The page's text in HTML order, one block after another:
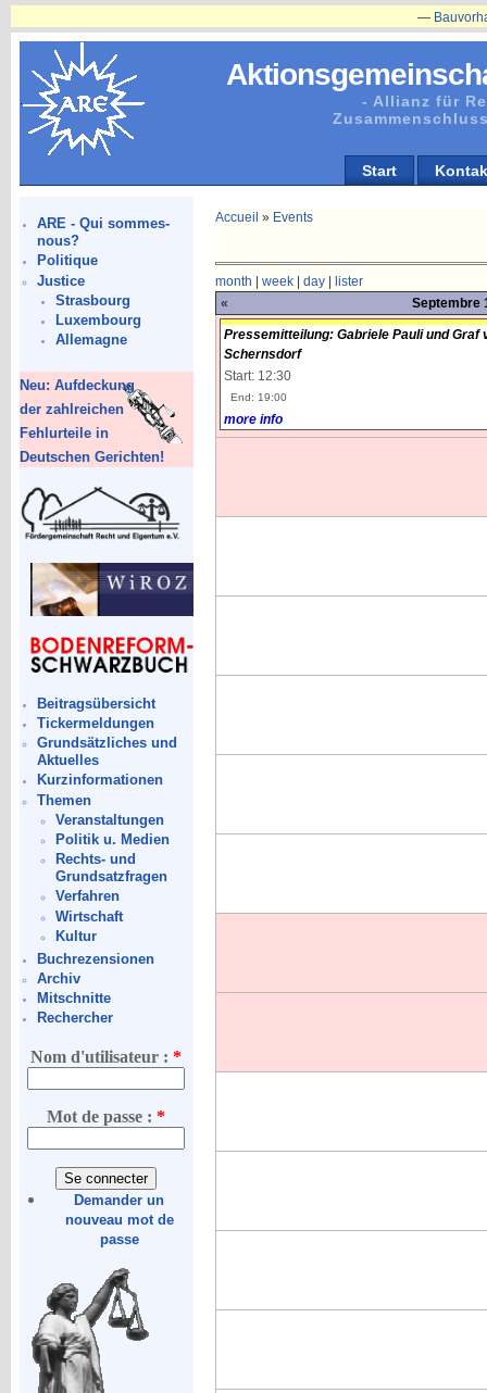
- Allianz für
Start
ARE - Qui sommes-
nous?
Politique
Justice
Strasbourg
Luxembourg
Allemagne
Neu: Aufdeckung
der zahlreichen
Fehlurteile in
Deutschen Gerichten!
Beitragsübersicht
Tickermeldungen
Grundsätzliches und
Aktuelles
Kurzinformationen
Themen
Veranstaltungen
Politik u. Medien
Rechts- und
Grundsatzfragen
Verfahren
Wirtschaft
Kultur
Buchrezensionen
Archiv
Mitschnitte
Rechercher
Nom d'utilisateur :*
Mot de passe :*
Demander un
nouveau mot de
passe
Bauvorhaben
Accueil » Events
month week| day|
lister
«
Septembre
Pressemitteilung: Gabriele Pauli und Graf
Schernsdorf
Start: 12:30
End: 19:00
more info